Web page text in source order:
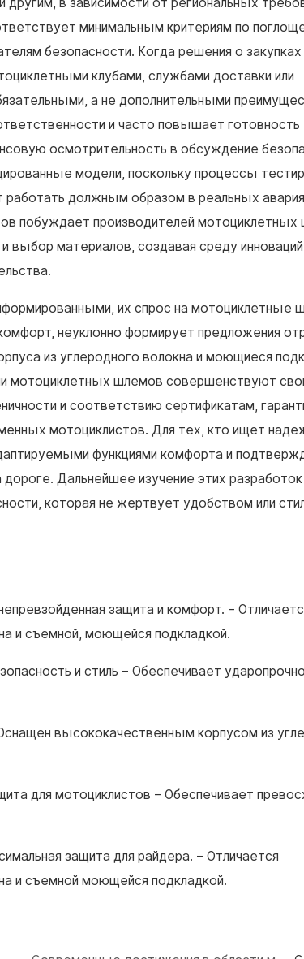
в зависимости от региональных
минимальным критериям по
безопасности. Когда решения о закупках
клубами, службами доставки или
а не дополнительными
и часто повышает готовность
осмотрительность в обсуждение
модели, поскольку процессы
должным образом в реальных
побуждает производителей
выбор материалов, создавая среду
их спрос на мотоциклетные
неуклонно формирует предложения
из углеродного волокна и моющиеся
мотоциклетных шлемов совершенствуют
и соответствию сертификатам,
мотоциклистов. Для тех, кто ищет
функциями комфорта и
Дальнейшее изучение этих разработок
которая не жертвует удобством или
защита и комфорт. –
и съемной, моющейся подкладкой.
и стиль – Обеспечивает
высококачественным корпусом из
для мотоциклистов – Обеспечивает
защита для райдера. – Отличается
и съемной моющейся подкладкой.